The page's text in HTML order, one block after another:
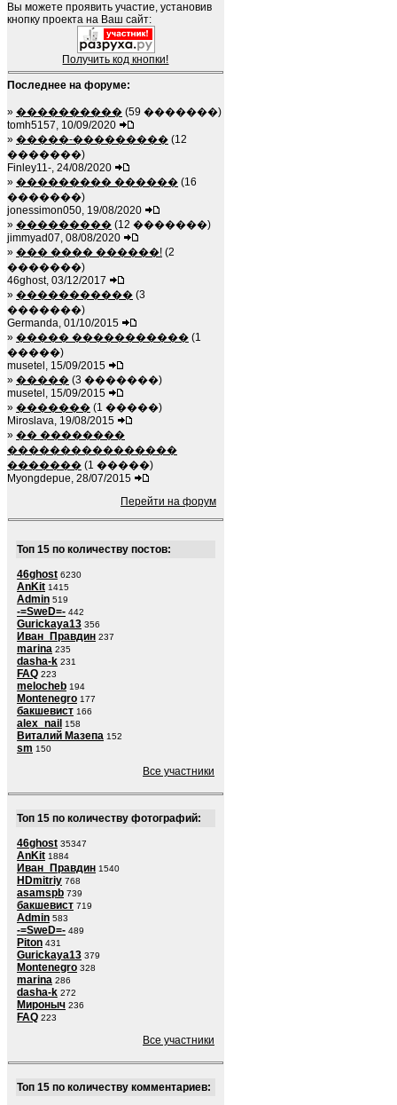
Вы можете проявить участие, установив
кнопку проекта на Ваш сайт:
Получить код кнопки!
Последнее на форуме:
» ���������� (59 �������)
tomh5157, 10/09/2020
» �����-��������� (12
�������)
Finley11-, 24/08/2020
» ��������� ������ (16
�������)
jonessimon050, 19/08/2020
» ��������� (12 �������)
jimmyad07, 08/08/2020
» ��� ���� ������! (2
�������)
46ghost, 03/12/2017
» ����������� (3
�������)
Germanda, 01/10/2015
» ����� ����������� (1
�����)
musetel, 15/09/2015
» ����� (3 �������)
musetel, 15/09/2015
» ������� (1 �����)
Miroslava, 19/08/2015
» �� ��������
����������������
������� (1 �����)
Myongdepue, 28/07/2015
Перейти на форум
Топ 15 по количеству постов:
46ghost 6230
AnKit 1415
Admin 519
-=SweD=- 442
Gurickaya13 356
Иван_Правдин 237
marina 235
dasha-k 231
FAQ 223
melocheb 194
Montenegro 177
бакшевист 166
alex_nail 158
Виталий Мазепа 152
sm 150
Все участники
Топ 15 по количеству фотографий:
46ghost 35347
AnKit 1884
Иван_Правдин 1540
HDmitriy 768
asamspb 739
бакшевист 719
Admin 583
-=SweD=- 489
Piton 431
Gurickaya13 379
Montenegro 328
marina 286
dasha-k 272
Мироныч 236
FAQ 223
Все участники
Топ 15 по количеству комментариев: